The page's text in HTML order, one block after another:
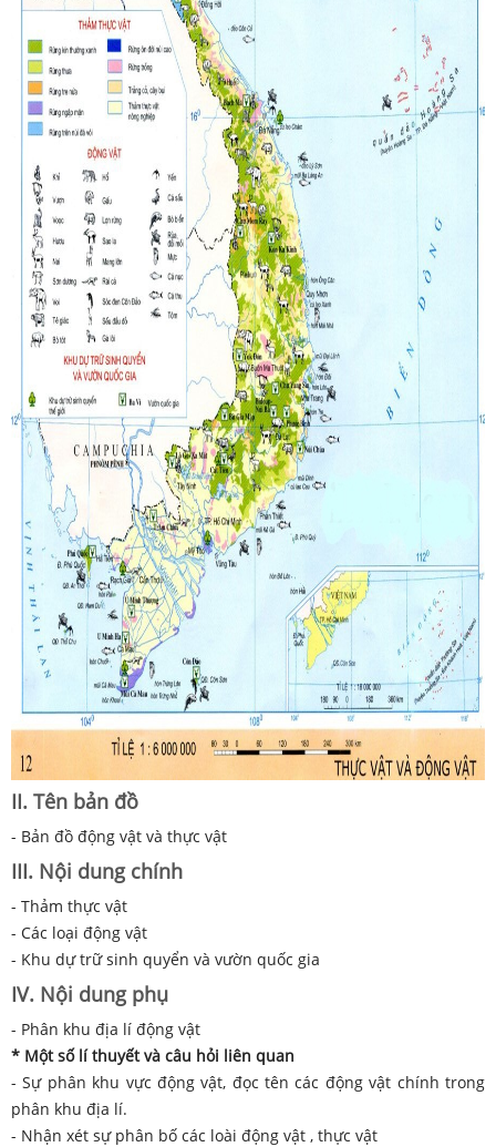
II. Tên bản đồ
- Bản đồ động vật và thực vật
III. Nội dung chính
- Thảm thực vật
- Các loại động vật
- Khu dự trữ sinh quyển và vườn quốc gia
IV. Nội dung phụ
- Phân khu địa lí động vật
* Một số lí thuyết và câu hỏi liên quan
- Sự phân khu vực động vật, đọc tên các động vật chính trong
phân khu địa lí.
- Nhận xét sự phân bố các loài động vật , thực vật